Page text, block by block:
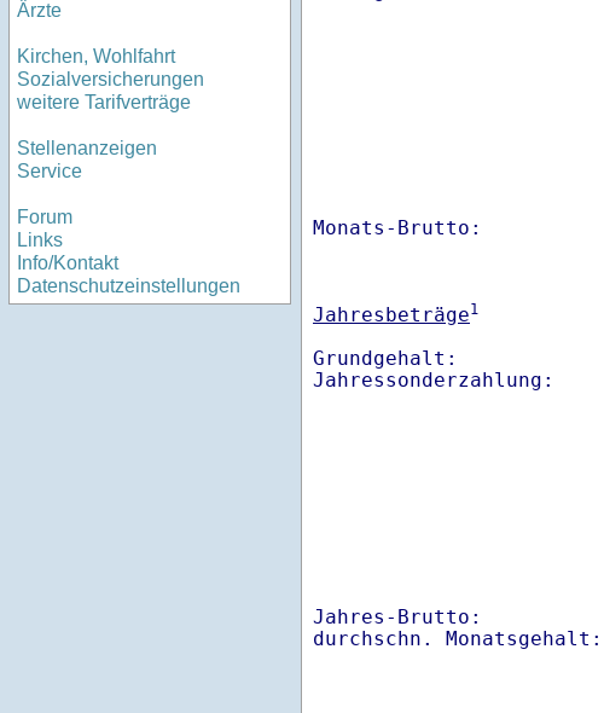
Ärzte
Kirchen, Wohlfahrt
Sozialversicherungen
weitere Tarifverträge
Stellenanzeigen
Service
Forum
Links
Info/Kontakt
Datenschutzeinstellungen
Monats-
Jahresbeträge1
Grundgehalt:
Jahres-